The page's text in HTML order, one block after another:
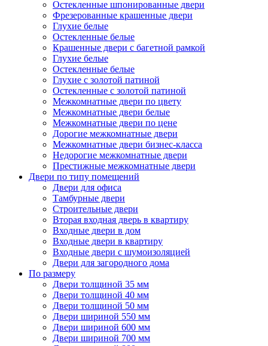
Остекленные шпонированные двери
Фрезерованные крашенные двери
Глухие белые
Остекленные белые
Крашенные двери с багетной рамкой
Глухие белые
Остекленные белые
Глухие с золотой патиной
Остекленные с золотой патиной
Межкомнатные двери по цвету
Межкомнатные двери белые
Межкомнатные двери по цене
Дорогие межкомнатные двери
Межкомнатные двери бизнес-класса
Недорогие межкомнатные двери
Престижные межкомнатные двери
Двери по типу помещений
Двери для офиса
Тамбурные двери
Строительные двери
Вторая входная дверь в квартиру
Входные двери в дом
Входные двери в квартиру
Входные двери с шумоизоляцией
Двери для загородного дома
По размеру
Двери толщиной 35 мм
Двери толщиной 40 мм
Двери толщиной 50 мм
Двери шириной 550 мм
Двери шириной 600 мм
Двери шириной 700 мм